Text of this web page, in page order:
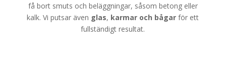
få bort smuts och beläggningar, såsom betong eller
kalk. Vi putsar även glas, karmar och bågar för ett
fullständigt resultat.